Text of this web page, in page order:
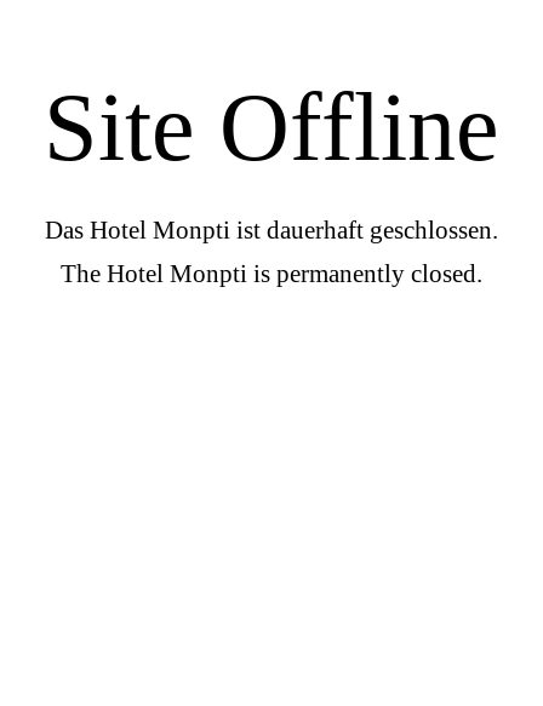
Site Offline
Das Hotel Monpti ist dauerhaft geschlossen.
The Hotel Monpti is permanently closed.